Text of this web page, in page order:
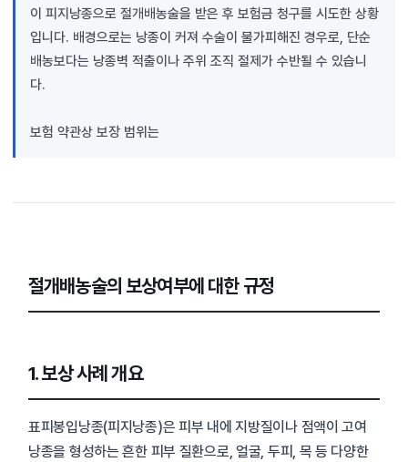
이 피지낭종으로 절개배농술을 받은 후 보험금 청구를 시도한 상황
입니다. 배경으로는 낭종이 커져 수술이 불가피해진 경우로, 단순
배농보다는 낭종벽 적출이나 주위 조직 절제가 수반될 수 있습니
다.
보험 약관상 보장 범위는
절개배농술의 보상여부에 대한 규정
1. 보상 사례 개요
표피봉입낭종(피지낭종)은 피부 내에 지방질이나 점액이 고여
낭종을 형성하는 흔한 피부 질환으로, 얼굴, 두피, 목 등 다양한